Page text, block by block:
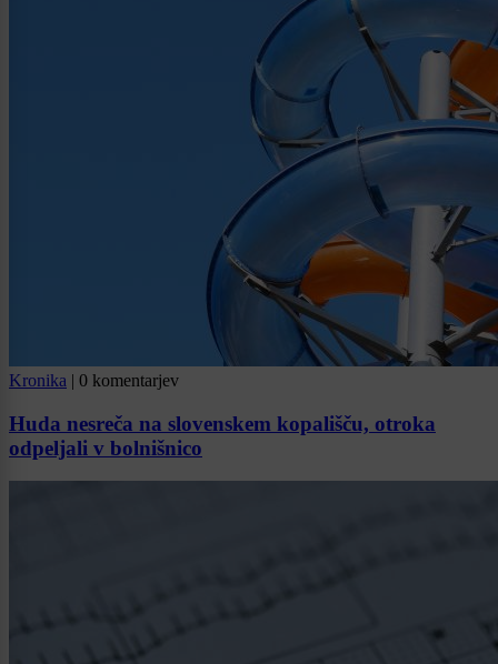
Kronika | 0 komentarjev
Huda nesreča na slovenskem kopališču, otroka
odpeljali v bolnišnico